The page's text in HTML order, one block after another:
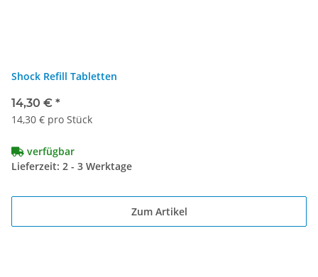
Shock Refill Tabletten
14,30 € *
14,30 € pro Stück
verfügbar
Lieferzeit: 2 - 3 Werktage
Zum Artikel